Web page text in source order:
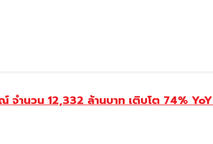
นวน 12,332 ล้านบาท เติบโต 74%